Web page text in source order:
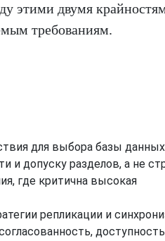
этими двумя
требованиям.
для выбора базы
и допуску разделов, а не
где критична высокая
репликации и